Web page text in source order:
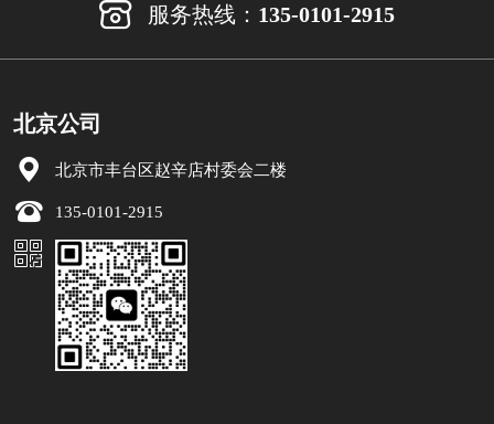
服务热线： 135-0101-2915
北京公司
北京市丰台区赵辛店村委会二楼
135-0101-2915